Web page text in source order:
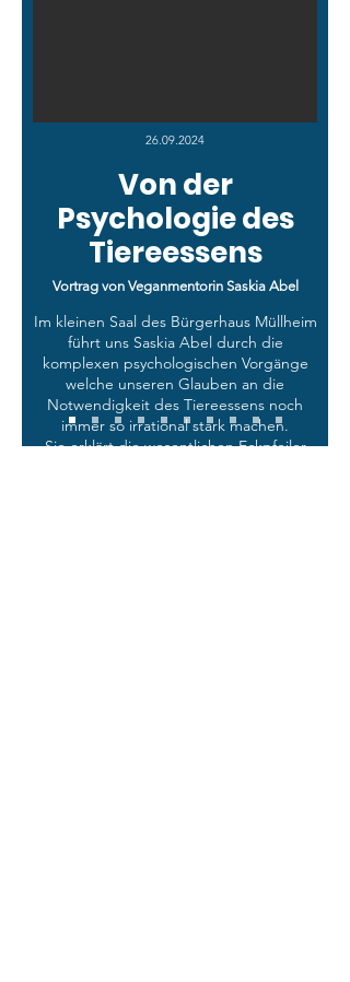
26.09.2024
Von der
Psychologie des
Tiereessens
Vortrag von Veganmentorin Saskia Abel
Im kleinen Saal des Bürgerhaus Müllheim
führt uns Saskia Abel durch die
komplexen psychologischen Vorgänge
welche unseren Glauben an die
Notwendigkeit des Tiereessens noch
immer so irrational stark machen.
Sie erklärt die wesentlichen Eckpfeiler